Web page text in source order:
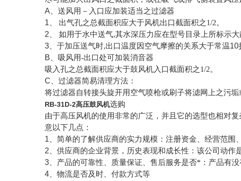
A 、送风用－入口应加装适当之过滤器
1 、 出气孔之总截面积应大于风机出口截面积之1/2。
2 、 如用于水中送气,其水深压力应在型号目录上所标示大
3 、于加压送气时,出口温度因空气摩擦的关系大于常温10
B 、吸风用-出口处可加装消音器
吸入孔之总截面积应大于鼓风机入口截面积之1/2。
C 、过滤器简易清理方法：
将过滤器自转接头旋开用空气喷枪或刷子将滤网上之污垢
RB-31D-2高压鼓风机选购
由于高压风机的使用非常的广泛，并且它的选型也相对
意以下几点：
1 、简单的了解供应商的实力规模：注册资金、经营范围
2 、供应商的企业背景，历史表现和成长性：该公司动作
3 、产品的可靠性、质量保证、售后服务是否*：产品有没
4 、物流是否及时、付款方式等